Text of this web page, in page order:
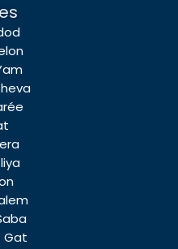
Gat